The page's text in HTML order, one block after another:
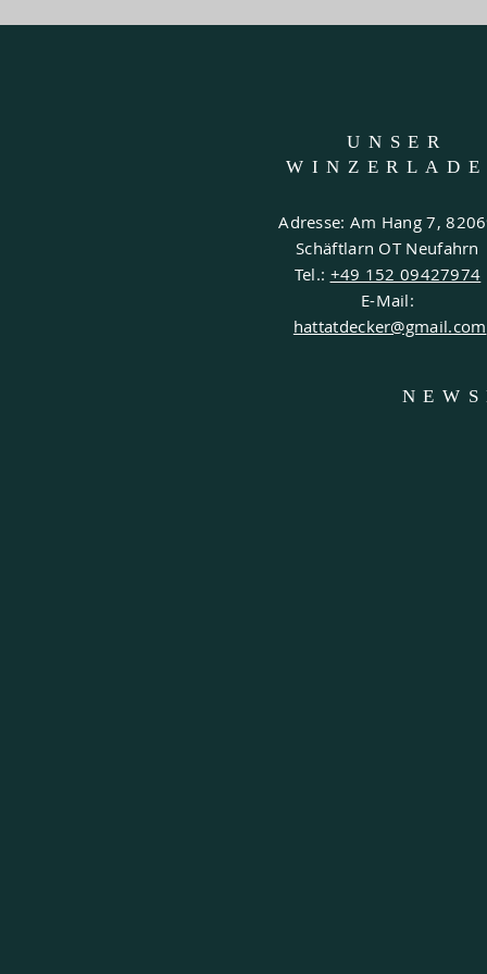
UNSER
Adresse: Am Hang 7,
Schäftlarn OT Neufahrn
Tel.: +49 152 09427974
E-Mail:
hattatdecker@gmail.com